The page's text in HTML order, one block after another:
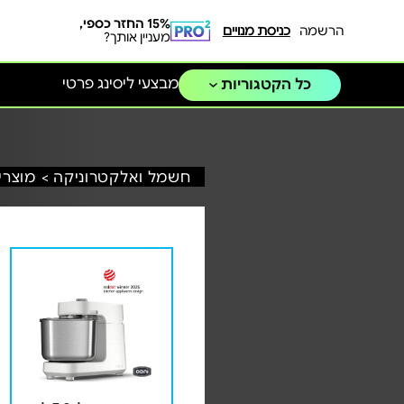
הרשמה כניסת מנויים
15% החזר כספי,
מעניין אותך?
כל הקטגוריות מבצעי ליסינג פרטי
חשמל ואלקטרוניקה >